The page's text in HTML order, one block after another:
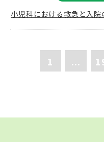
小児科における救急と入
1 ...